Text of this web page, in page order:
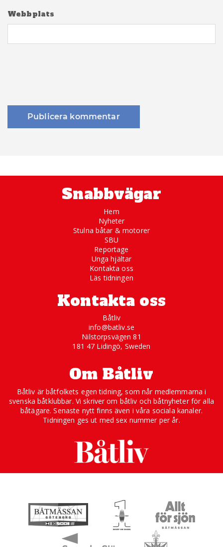
Webbplats
Snabbvägar
Hem
Nyheter
Stulna båtar & motorer
SBU
Reportage
Unga hjältar
Kontakta oss
Läs tidningen
Kontakta oss
Båtliv
info@batliv.se
Nilstorpsvägen 81
181 47 Lidingö, Sweden
Om Båtliv
Båtliv är båtfolkets egen tidning, som når medlemmarna i
svenska båtklubbar. Vi skriver om båtliv och båtnyheter för alla
båtägare. Senaste nytt finns även i våra sociala kanaler.
Tidningen ges ut med sex nummer per år.